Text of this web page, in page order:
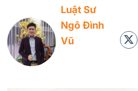
Luật Sư
Ngô Đình
Vũ